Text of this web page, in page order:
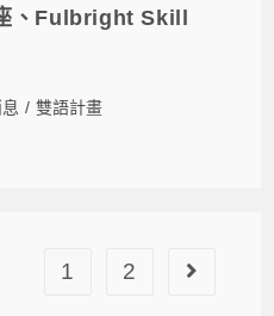
、Fulbright Skill
/ 雙語計畫
1 2